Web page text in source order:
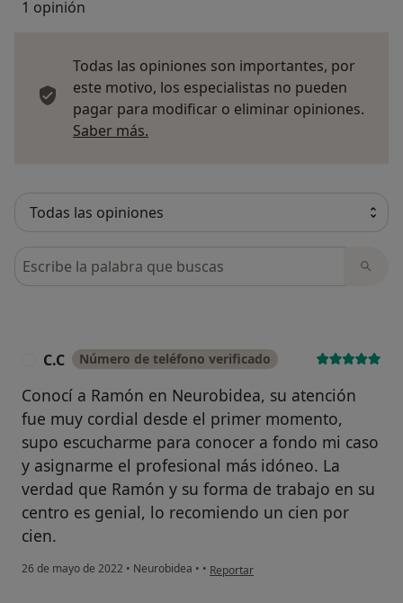
1 opinión
Todas las opiniones son importantes, por
este motivo, los especialistas no pueden
pagar para modificar o eliminar opiniones.
Saber más.
Busca en opiniones
C.C Número de teléfono verificado
Conocí a Ramón en Neurobidea, su atención
fue muy cordial desde el primer momento,
supo escucharme para conocer a fondo mi caso
y asignarme el profesional más idóneo. La
verdad que Ramón y su forma de trabajo en su
centro es genial, lo recomiendo un cien por
cien.
26 de mayo de 2022 • Neurobidea • • en opinión del usuario C.C
Reportar